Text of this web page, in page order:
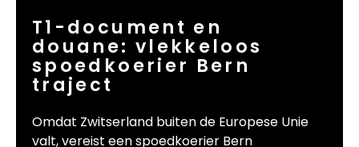
T1-document en
douane: vlekkeloos
spoedkoerier Bern
traject
Omdat Zwitserland buiten de Europese Unie
valt, vereist een spoedkoerier Bern